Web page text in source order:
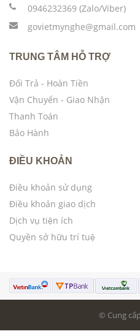
0946232369 (Zalo/Viber)
govietmynghe@gmail.com
TRUNG TÂM HỖ TRỢ
Đổi Trả - Hoàn Tiền
Vận Chuyển - Giao Nhận
Thanh Toán
Bảo Hành
ĐIỀU KHOẢN
Điều khoản sử dụng
Điều khoản giao dịch
Dịch vụ tiện ích
Quyền sở hữu trí tuệ
© Cung